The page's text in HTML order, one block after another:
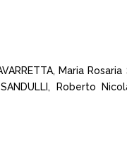
Maria Rosaria
Roberto